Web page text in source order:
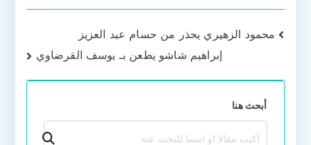
تصفّح
المقالات
محمود الزهيري يحذر من حسام عبد العزيز
إبراهيم شاشو يطعن بـ يوسف القرضاوي
أبحث هنا
بحث